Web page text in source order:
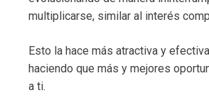
multiplicarse, similar al interés
Esto la hace más atractiva y
haciendo que más y mejores
a ti.